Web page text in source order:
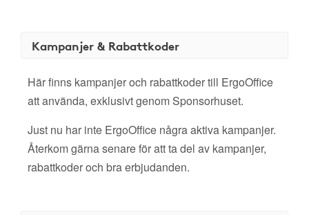
Kampanjer & Rabattkoder
Här finns kampanjer och rabattkoder till ErgoOffice
att använda, exklusivt genom Sponsorhuset.
Just nu har inte ErgoOffice några aktiva kampanjer.
Återkom gärna senare för att ta del av kampanjer,
rabattkoder och bra erbjudanden.